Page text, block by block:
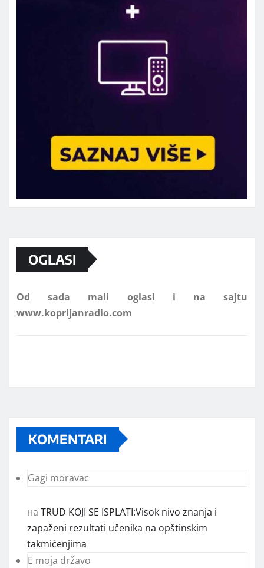
OGLASI
Od sada mali oglasi i na sajtu
KOMENTARI
Gagi moravac
на TRUD KOJI SE ISPLATI:Visok nivo znanja i
zapaženi rezultati učenika na opštinskim
takmičenjima
E moja državo